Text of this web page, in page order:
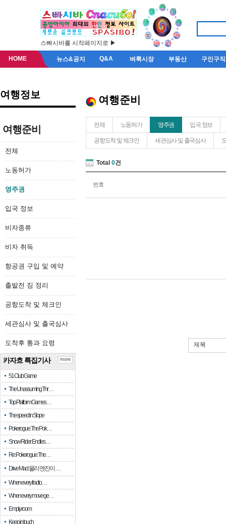
스빠시바를 시작페이지로 ▶
HOME 뉴스&공지 Q&A 벼룩시장 부동산 구인구직
여행정보
여행준비
전체
노동허가
영주권
입국 정보
비자종류
비자 취득
항공권 구입 및 예약
출발전 짐 정리
공항도착 및 체크인
세관심사 및 출국심사
도착후 통과 요령
카자흐 특집기사
51 Club Game
The Unassuming Thr…
Top Platform Games…
The speed in Slope
Pokerogue: The Pok…
Snow Rider: Endles…
Re: Pokerogue: The…
Drive Mad: 물리 엔진이 …
When every fractio…
When every move ge…
Empty room
Keep in touch
more
여행준비
전체 노동허가 영주권 입국 정보
공항도착 및 체크인 세관심사 및 출국심사
Total 0건
번호
제목